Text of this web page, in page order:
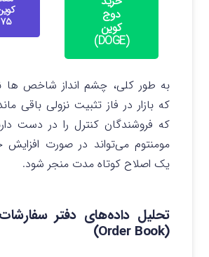
دوج
کوین
(DOGE)
۷۵ برابر
به طور کلی، چشم‌ انداز شاخص‌
که بازار در فاز تثبیت نزولی باقی
که فروشندگان کنترل را در دست
مومنتوم می‌تواند در صورت
یک اصلاح کوتاه‌ مدت منجر شود.
تحلیل داده‌های دفتر
(Order Book)